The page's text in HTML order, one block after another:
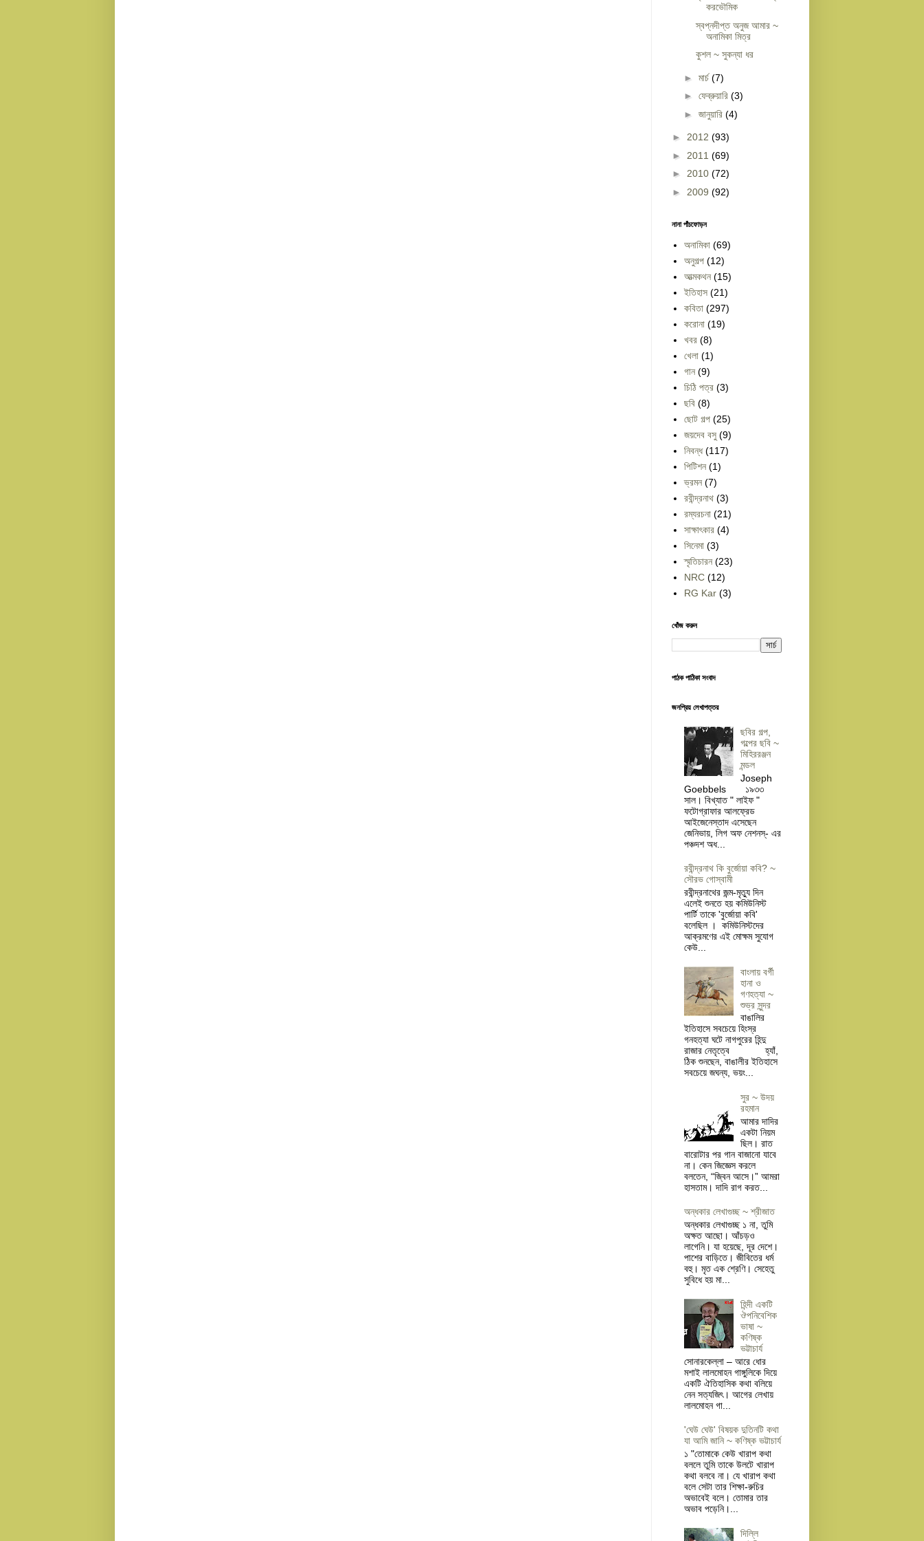
করভৌমিক
স্বপ্নদীপ্ত অনুজ আমার ~
অনামিকা মিত্র
কুশল ~ সুকন্যা ধর
► মার্চ(7)
► ফেব্রুয়ারি (3)
► জানুয়ারি (4)
► 2012 (93)
► 2011 (69)
► 2010 (72)
► 2009 (92)
নানা পাঁচফোড়ন
অনামিকা (69)
অনুগল্প (12)
আত্মকথন (15)
ইতিহাস (21)
কবিতা (297)
করোনা (19)
খবর (8)
খেলা (1)
গান (9)
চিঠি পত্র (3)
ছবি (8)
ছোট গল্প (25)
জয়দেব বসু (9)
নিবন্ধ (117)
পিটিশন (1)
ভ্রমন (7)
রবীন্দ্রনাথ (3)
রম্যরচনা (21)
সাক্ষাৎকার (4)
সিনেমা (3)
স্মৃতিচারন (23)
NRC (12)
RG Kar (3)
খোঁজ করুন
পাঠক পাঠিকা সংবাদ
জনপ্রিয় লেখাপত্তর
ছবির গল্প,
গল্পের ছবি ~
মিহিররঞ্জন
মন্ডল
Joseph
Goebbels ১৯৩৩
সাল। বিখ্যাত " লাইফ "
ফটোগ্রাফার আলফ্রেড
আইজেনেস্তাদ এসেছেন
জেনিভায়, লিগ অফ নেশনস্- এর
পঞ্চদশ অধ...
রবীন্দ্রনাথ কি বুর্জোয়া কবি? ~
সৌরভ গোস্বামী
রবীন্দ্রনাথের জন্ম-মৃত্যু দিন
এলেই শুনতে হয় কমিউনিস্ট
পার্টি তাকে 'বুর্জোয়া কবি'
বলেছিল । কমিউনিস্টদের
আক্রমণের এই মোক্ষম সুযোগ
কেউ...
বাংলায় বর্গী
হানা ও
গণহত্যা ~
শুভ্র সুন্দর
বাঙালির
ইতিহাসে সবচেয়ে হিংস্র
গনহত্যা ঘটে নাগপুরের হিন্দু
রাজার নেতৃত্বে হ্যাঁ,
ঠিক শুনছেন, বাঙালীর ইতিহাসে
সবচেয়ে জঘন্য, ভয়ং...
সুর ~ উদয়
রহমান
আমার দাদির
একটা নিয়ম
ছিল। রাত
বারোটার পর গান বাজানো যাবে
না। কেন জিজ্ঞেস করলে
বলতেন, “জ্বিন আসে।” আমরা
হাসতাম। দাদি রাগ করত...
অন্ধকার লেখাগুচ্ছ ~ শ্রীজাত
অন্ধকার লেখাগুচ্ছ ১ না, তুমি
অক্ষত আছো। আঁচড়ও
লাগেনি। যা হয়েছে, দূর দেশে।
পাশের বাড়িতে। জীবিতের ধর্ম
বহু। মৃত এক শ্রেণি। সেহেতু
সুবিধে হয় মা...
হিন্দী একটি
ঔপনিবেশিক
ভাষা ~
কণিষ্ক
ভট্টাচার্য
সোনারকেল্লা – আরে ধোর
মশাই লালমোহন গাঙ্গুলিকে দিয়ে
একটি ঐতিহাসিক কথা বলিয়ে
নেন সত্যজিৎ। আগের লেখায়
লালমোহন গা...
'ঘেউ ঘেউ' বিষয়ক দুতিনটি কথা
যা আমি জানি ~ কণিষ্ক ভট্টাচার্য
১ "তোমাকে কেউ খারাপ কথা
বললে তুমি তাকে উলটে খারাপ
কথা বলবে না। যে খারাপ কথা
বলে সেটা তার শিক্ষা-রুচির
অভাবেই বলে। তোমার তার
অভাব পড়েনি।...
দিল্লি